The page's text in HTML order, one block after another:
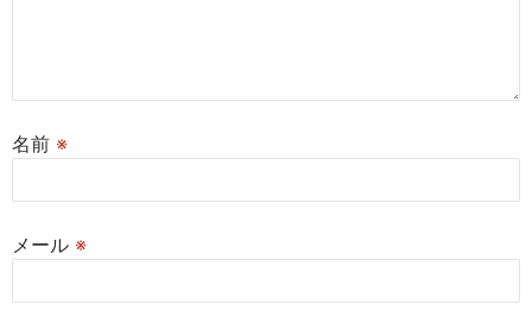
名前 ※
メール ※